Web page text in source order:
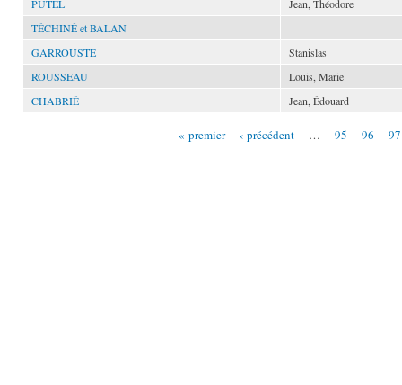
PUTEL
Jean, Théodore
TÉCHINÉ et BALAN
GARROUSTE
Stanislas
ROUSSEAU
Louis, Marie
CHABRIÉ
Jean, Édouard
« premier ‹ précédent … 95 96 97